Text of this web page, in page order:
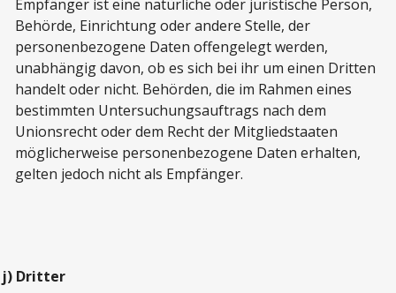
Empfänger ist eine natürliche oder juristische Person,
Behörde, Einrichtung oder andere Stelle, der
personenbezogene Daten offengelegt werden,
unabhängig davon, ob es sich bei ihr um einen Dritten
handelt oder nicht. Behörden, die im Rahmen eines
bestimmten Untersuchungsauftrags nach dem
Unionsrecht oder dem Recht der Mitgliedstaaten
möglicherweise personenbezogene Daten erhalten,
gelten jedoch nicht als Empfänger.
j) Dritter